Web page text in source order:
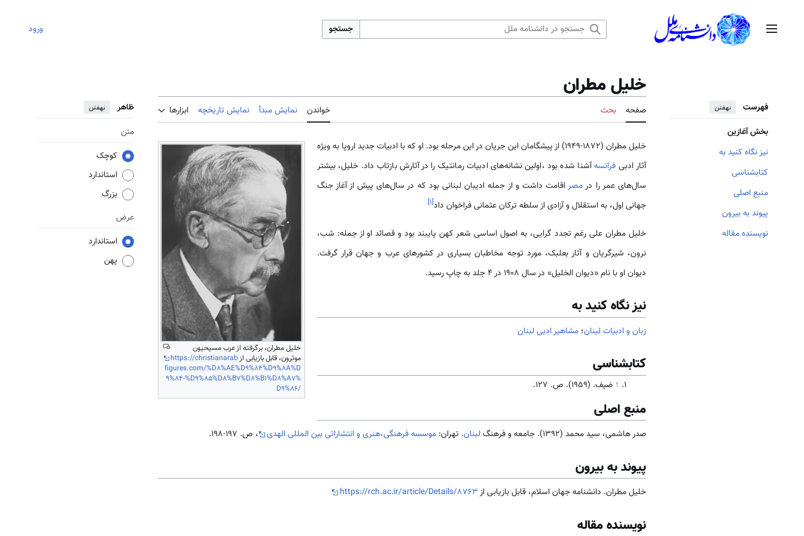
منوی اصلی جستجو ورود
فهرست نهفتن
بخش آغازین
نیز نگاه کنید به
کتابشناسی
منبع اصلی
پیوند به بیرون
نویسنده مقاله
خلیل مطران
صفحه بحث خواندن نمایش مبدأ نمایش تاریخچه ابزارها ظاهر نهفتن
متن
کوچک
استاندارد
بزرگ
عرض
استاندارد
پهن
خليل مطران، برگرفته از عرب مسیحیون
موثرون، قابل بازیابی ازhttps://christianarab
figures.com/%D8%AE%D9%84%D9%8A%D
9%84-%D9%85%D8%B7%D8%B1%D8%A7%
D9%86/
خلیل مطران (1872-1949)‌‌‌ از پیشگامان این جریان در این مرحله بود. او که با ادبیات جدید اروپا به ویژه
آثار ادبی فرانسهآشنا شده بود ،اولین نشانه‌های ادبیات رمانتیک را در آثارش بازتاب داد. خلیل، بیشتر
سال‌های عمر را درمصراقامت داشت و از جمله ادیبان لبنانی بود که در سال‌های پیش از آغاز جنگ
جهانی اول، به استقلال و آزادی از سلطه ترکان عثمانی فراخوان داد[۱]
خلیل مطران علی‌ رغم تجدد گرایی، به اصول اساسی شعر کهن پایبند بود و قصائد او از جمله: شب،
نرون، شیرگریان و آثار بعلبک، مورد توجه مخاطبان بسیاری در کشورهای عرب و جهان قرار گرفت.
دیوان او با نام «دیوان الخلیل» در سال 1908 در 4 جلد به چاپ رسید.
نیز نگاه کنید به
زبان و ادبیات لبنان؛ مشاهیر ادبی لبنان
کتابشناسی
↑ ضیف. (1959). ص. 127.
منبع اصلی
صدر هاشمی، سید محمد (1392). جامعه و فرهنگ لبنان. تهران: موسسه فرهنگی،هنری و انتشاراتی بین المللی الهدی ، ص. 197-198.
پیوند به بیرون
خلیل مطران. دانشنامه جهان اسلام، قابل بازیابی ازhttps://rch.ac.ir/article/Details/8763
نویسنده مقاله